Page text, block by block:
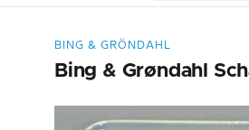
BING & GRÖNDAHL
Bing & Grøndahl